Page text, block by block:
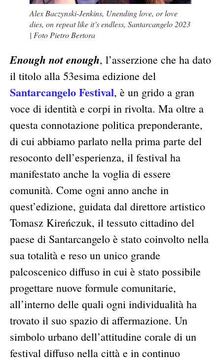
Alex Baczynski-Jenkins, Unending love, or love
dies, on repeat like it’s endless, Santarcangelo 2023
| Foto Pietro Bertora
Enough not enough, l’asserzione che ha dato
il titolo alla 53esima edizione del
Santarcangelo Festival, è un grido a gran
voce di identità e corpi in rivolta. Ma oltre a
questa connotazione politica preponderante,
di cui abbiamo parlato nella prima parte del
resoconto dell’esperienza, il festival ha
manifestato anche la voglia di essere
comunità. Come ogni anno anche in
quest’edizione, guidata dal direttore artistico
Tomasz Kireńczuk, il tessuto cittadino del
paese di Santarcangelo è stato coinvolto nella
sua totalità e reso un unico grande
palcoscenico diffuso in cui è stato possibile
progettare nuove formule comunitarie,
all’interno delle quali ogni individualità ha
trovato il suo spazio di affermazione. Un
simbolo urbano dell’attitudine corale di un
festival diffuso nella città e in continuo